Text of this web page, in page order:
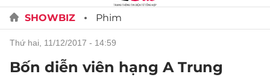
SHOWBIZ Phim
thứ hai, 11/12/2017 - 14:59
Bốn diễn viên hạng A Trung